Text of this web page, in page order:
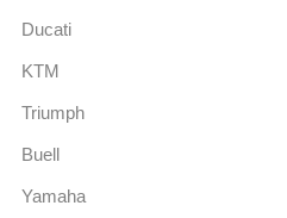
Ducati
KTM
Triumph
Buell
Yamaha